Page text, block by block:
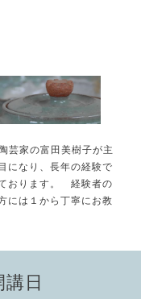
家の富田美樹子が主
になり、長年の経験で
おります。 経験者の
には１から丁寧にお教
日